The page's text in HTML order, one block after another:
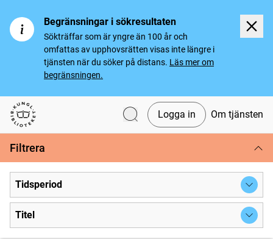
Begränsningar i sökresultaten
Sökträffar som är yngre än 100 år och
omfattas av upphovsrätten visas inte längre i
tjänsten när du söker på distans. Läs mer om
begränsningen.
Svenska tidningar
Logga in Om tjänsten
Filtrera
Tidsperiod
Titel